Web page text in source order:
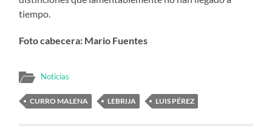
tiempo.
Foto cabecera: Mario Fuentes
Noticias
CURRO MALENA LEBRIJA LUIS PÉREZ